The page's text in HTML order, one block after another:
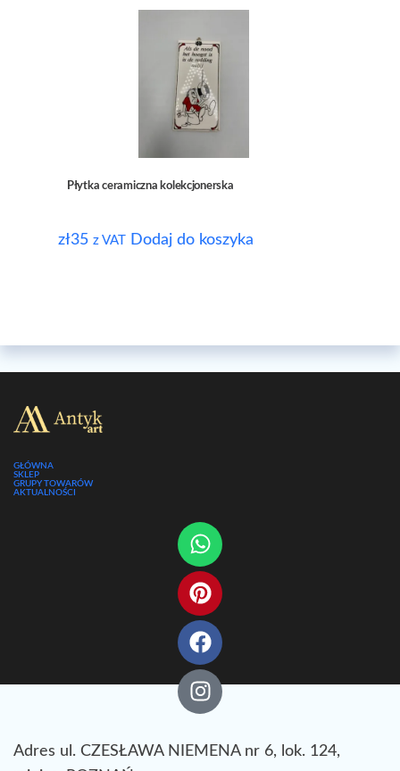
Płytka ceramiczna kolekcjonerska
zł35 z VAT Dodaj do koszyka
GŁÓWNA
SKLEP
GRUPY TOWARÓW
AKTUALNOŚCI
Adres ul. CZESŁAWA NIEMENA nr 6, lok. 124,